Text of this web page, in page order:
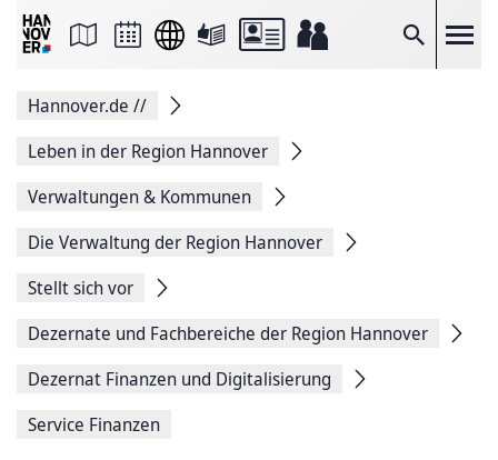
Suche
Seite
Facebook
teilen
Seitenlink
Seite
Hannover.de //
Leben in der Region Hannover
Verwaltungen & Kommunen
Die Verwaltung der Region Hannover
Stellt sich vor
Dezernate und Fachbereiche der Region Hannover
Dezernat Finanzen und Digitalisierung
Service Finanzen